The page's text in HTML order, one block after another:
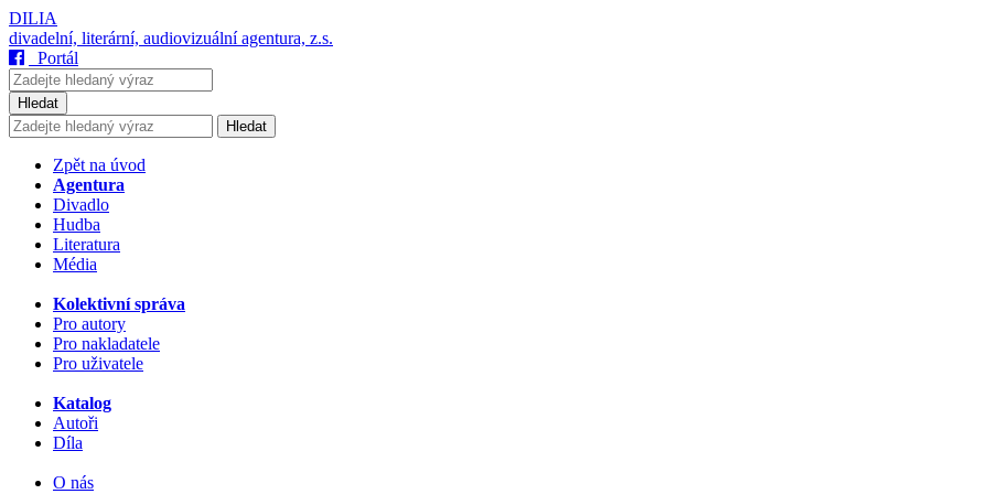
DILIA
divadelní, literární, audiovizuální agentura, z.s.
Portál
Hledat
Hledat
Zpět na úvod
Agentura
Divadlo
Hudba
Literatura
Média
Kolektivní správa
Pro autory
Pro nakladatele
Pro uživatele
Katalog
Autoři
Díla
O nás